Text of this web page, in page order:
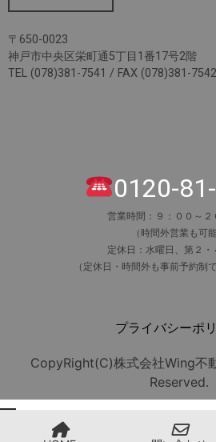
〒650-0023
神戸市中央区栄町通5丁目1番17号2階
TEL (078)381-7541 / FAX (078)381-7542
0120-
営業時間：９：００～２
（時間外営業も可能
定休日：水曜日、第２・
（定休日・時間外も事前予約制
プライバシーポ
CopyRight(C)株式会社Wing
Reserved.